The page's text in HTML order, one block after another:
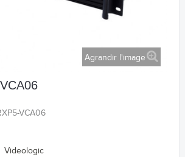
Agrandir l'image
VCA06
Videologic